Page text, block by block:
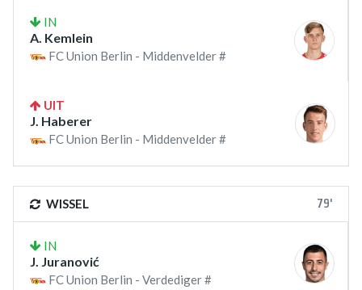
IN
A. Kemlein
FC Union Berlin - Middenvelder #
UIT
J. Haberer
FC Union Berlin - Middenvelder #
WISSEL 79'
IN
J. Juranović
FC Union Berlin - Verdediger #